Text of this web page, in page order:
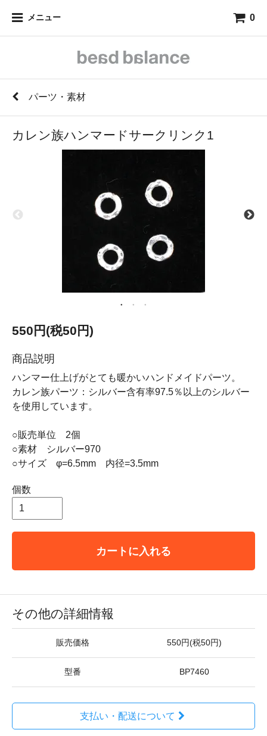
メニュー 0
パーツ・素材
カレン族ハンマードサークリンク1
550円(税50円)
商品説明
ハンマー仕上げがとても暖かいハンドメイドパーツ。
カレン族パーツ：シルバー含有率97.5％以上のシルバー
を使用しています。
○販売単位 2個
○素材 シルバー970
○サイズ φ=6.5mm 内径=3.5mm
個数
カートに入れる
その他の詳細情報
販売価格 550円(税50円)
型番 BP7460
支払い・配送について